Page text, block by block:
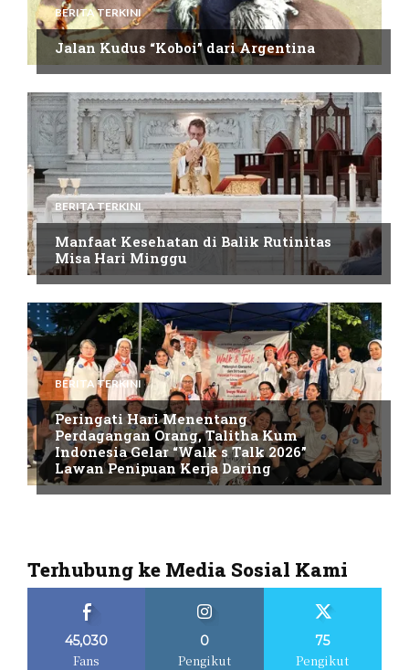
BERITA TERKINI
Jalan Kudus “Koboi” dari Argentina
BERITA TERKINI
Manfaat Kesehatan di Balik Rutinitas
Misa Hari Minggu
BERITA TERKINI
Peringati Hari Menentang
Perdagangan Orang, Talitha Kum
Indonesia Gelar “Walk s Talk 2026”
Lawan Penipuan Kerja Daring
Terhubung ke Media Sosial Kami
45,030
Fans
0
Pengikut
75
Pengikut